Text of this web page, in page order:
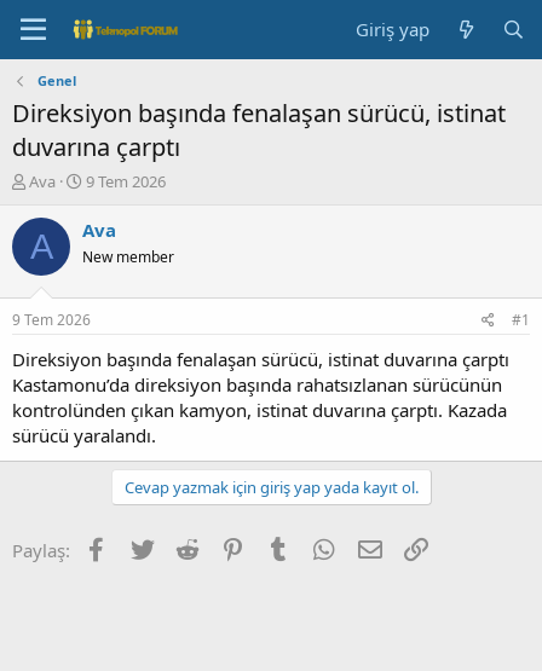
Giriş yap
Genel
Direksiyon başında fenalaşan sürücü, istinat
duvarına çarptı
K
n
b
u
u
b
a
l
a
t
a
Ava
B
ş
a
g
ı
ç
a
r
i
h
9 Tem 2026
A Ava
New member
9 Tem 2026 #1
Direksiyon başında fenalaşan sürücü, istinat duvarına çarptı
Kastamonu’da direksiyon başında rahatsızlanan sürücünün
kontrolünden çıkan kamyon, istinat duvarına çarptı. Kazada
sürücü yaralandı.
Cevap yazmak için giriş yap yada kayıt ol.
Paylaş: Facebook
Twitter Reddit PinterestTumblr WhatsApp
E-posta